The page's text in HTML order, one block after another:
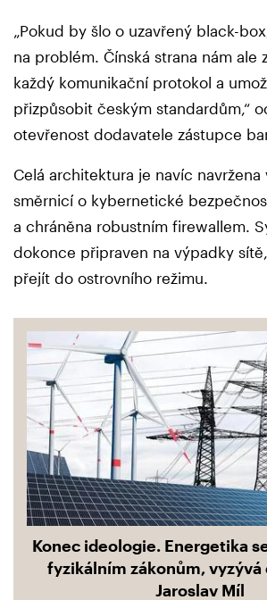
„Pokud by šlo o uzavřený black-
na problém. Čínská strana nám ale
každý komunikační protokol a
přizpůsobit českým standardům,“
otevřenost dodavatele zástupce
Celá architektura je navíc navržena
směrnicí o kybernetické
a chráněna robustním firewallem.
dokonce připraven na výpadky
přejít do ostrovního režimu.
Konec ideologie. Energetika
fyzikálním zákonům, vyzývá
Jaroslav Míl